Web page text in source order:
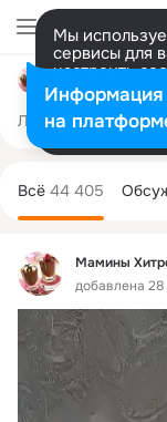
Мы
сервисы для
настроить
Разрешить
Лента Участники
Мамины
добавлена 28
колонка
Всё 44 405
Информация
на